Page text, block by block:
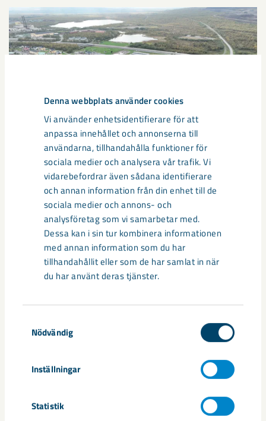
Denna webbplats använder cookies
Vi använder enhetsidentifierare för att
anpassa innehållet och annonserna till
användarna, tillhandahålla funktioner för
sociala medier och analysera vår trafik. Vi
vidarebefordrar även sådana identifierare
och annan information från din enhet till de
sociala medier och annons- och
analysföretag som vi samarbetar med.
Dessa kan i sin tur kombinera informationen
med annan information som du har
tillhandahållit eller som de har samlat in när
du har använt deras tjänster.
Nödvändig
Inställningar
Statistik
Sibirien-området i gamla Kiruna
centrum avvecklas under 2026
Under sommaren 2026 fortsätter avveckling av fastigheter i
gamla Kiruna centrum på grund av den pågående gruvdriften
– bland annat ...